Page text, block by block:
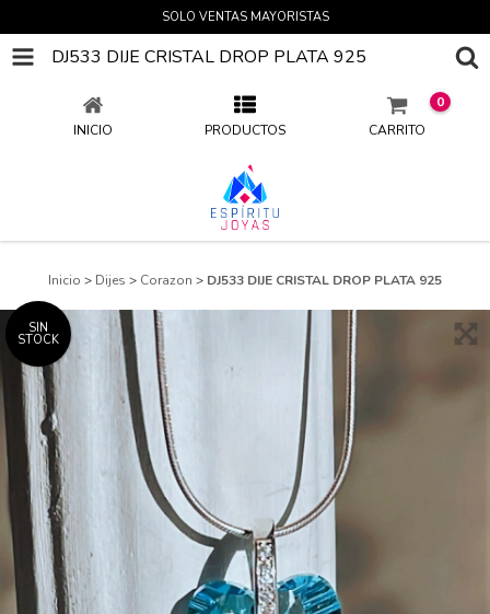
SOLO VENTAS MAYORISTAS
DJ533 DIJE CRISTAL DROP PLATA 925
INICIO PRODUCTOS CARRITO
0
Inicio > Dijes > Corazon > DJ533 DIJE CRISTAL DROP PLATA 925
SIN
STOCK